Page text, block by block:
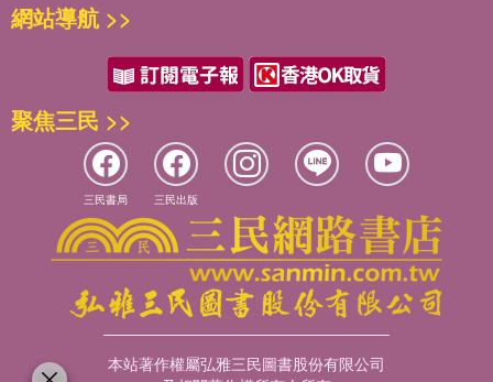
網站導航 >>
聚焦三民 >>
三民書局 三民出版
本站著作權屬弘雅三民圖書股份有限公司